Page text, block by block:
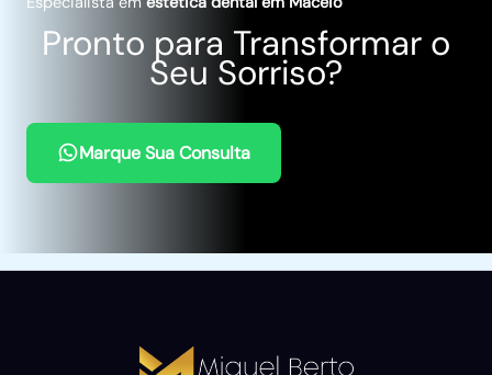
Pronto para Transformar o
Seu Sorriso?
Marque Sua Consulta